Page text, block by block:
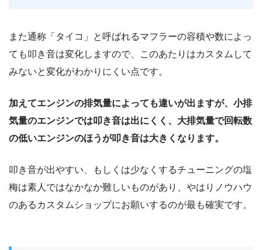
また通称「タイコ」と呼ばれるマフラーの容積や数によっ
ても叩き音は変化しますので、このあたりはカスタムして
みないと変化がわかりにくい点です。
加えてエンジンの排気量によっても違いが出ますが、小排
気量のエンジンでは叩き音は出にくく、大排気量で回転数
の低いエンジンのほうが叩き音は大きくなります。
叩き音が出やすい、もしくは少なくするチューニングの塩
梅は素人ではなかなか難しいものがあり、やはりノウハウ
のあるカスタムショップにお願いするのが最も確実です。